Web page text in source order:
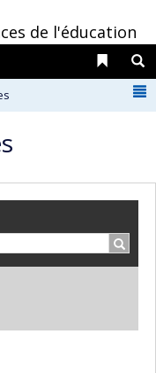
de l'éducation
Liens
décroissant